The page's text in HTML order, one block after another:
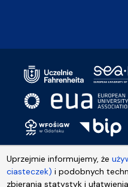
Uprzejmie informujemy, że
ciasteczek) i podobnych
zbierania statystyk i